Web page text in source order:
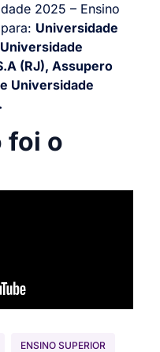
2025 – Ensino
Universidade
(RJ), Assupero
Universidade
foi o
ENSINO SUPERIOR